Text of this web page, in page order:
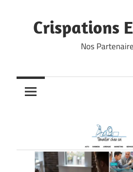
contentCrispations
Nos